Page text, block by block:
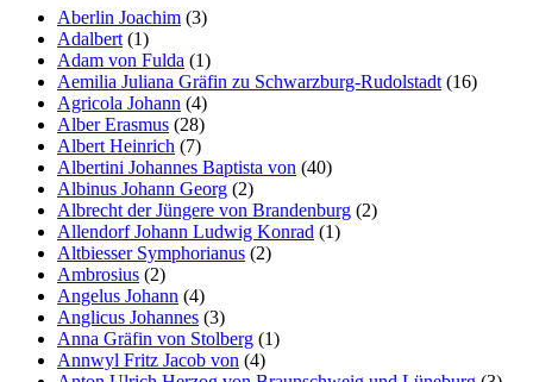
Aberlin Joachim (3)
Adalbert (1)
Adam von Fulda (1)
Aemilia Juliana Gräfin zu Schwarzburg-Rudolstadt (16)
Agricola Johann (4)
Alber Erasmus (28)
Albert Heinrich (7)
Albertini Johannes Baptista von (40)
Albinus Johann Georg (2)
Albrecht der Jüngere von Brandenburg (2)
Allendorf Johann Ludwig Konrad (1)
Altbiesser Symphorianus (2)
Ambrosius (2)
Angelus Johann (4)
Anglicus Johannes (3)
Anna Gräfin von Stolberg (1)
Annwyl Fritz Jacob von (4)
ablehnen,
verschwinden
einige
Funktionen
von der
Website.
Marketing
Indem Sie uns Ihre
Interessen und Ihr
Verhalten beim
Besuch unserer
Website mitteilen,
erhöhen Sie die
Wahrscheinlichkeit,
personalisierte